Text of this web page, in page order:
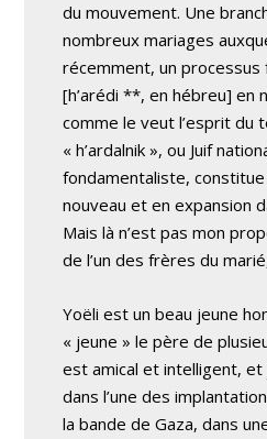
du mouvement. Une
nombreux mariages
récemment, un
[h’arédi **, en hébreu] en
comme le veut l’esprit du
« h’ardalnik », ou Juif
fondamentaliste,
nouveau et en expansion
Mais là n’est pas mon
de l’un des frères du
Yoëli est un beau jeune
« jeune » le père de
est amical et intelligent, et
dans l’une des
la bande de Gaza, dans